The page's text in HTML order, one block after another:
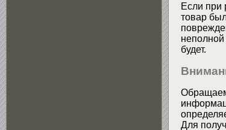
Если при
товар
неполной
будет.
Для